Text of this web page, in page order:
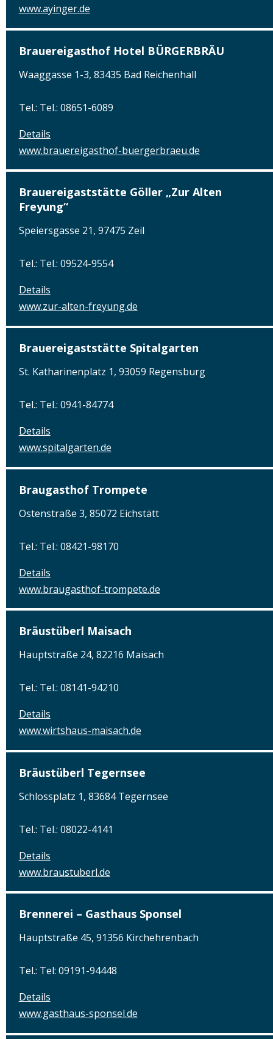
www.ayinger.de
Brauereigasthof Hotel BÜRGERBRÄU
Waaggasse 1-3, 83435 Bad Reichenhall
Tel.: Tel.: 08651-6089
Details
www.brauereigasthof-buergerbraeu.de
Brauereigaststätte Göller „Zur Alten
Freyung“
Speiersgasse 21, 97475 Zeil
Tel.: Tel.: 09524-9554
Details
www.zur-alten-freyung.de
Brauereigaststätte Spitalgarten
St. Katharinenplatz 1, 93059 Regensburg
Tel.: Tel.: 0941-84774
Details
www.spitalgarten.de
Braugasthof Trompete
Ostenstraße 3, 85072 Eichstätt
Tel.: Tel.: 08421-98170
Details
www.braugasthof-trompete.de
Bräustüberl Maisach
Hauptstraße 24, 82216 Maisach
Tel.: Tel.: 08141-94210
Details
www.wirtshaus-maisach.de
Bräustüberl Tegernsee
Schlossplatz 1, 83684 Tegernsee
Tel.: Tel.: 08022-4141
Details
www.braustuberl.de
Brennerei – Gasthaus Sponsel
Hauptstraße 45, 91356 Kirchehrenbach
Tel.: Tel: 09191-94448
Details
www.gasthaus-sponsel.de